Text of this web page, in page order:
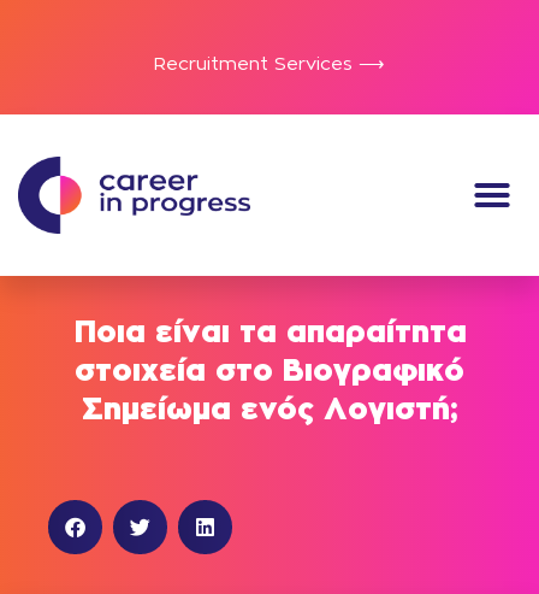
Recruitment Services ⟶
Ποια είναι τα απαραίτητα
στοιχεία στο Βιογραφικό
Σημείωμα ενός Λογιστή;